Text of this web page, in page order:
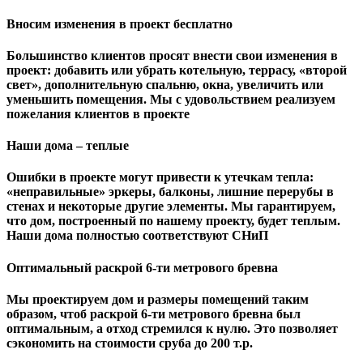
Вносим изменения в проект бесплатно
Большинство клиентов просят внести свои изменения в
проект: добавить или убрать котельную, террасу, «второй
свет», дополнительную спальню, окна, увеличить или
уменьшить помещения. Мы с удовольствием реализуем
пожелания клиентов в проекте
Наши дома – теплые
Ошибки в проекте могут привести к утечкам тепла:
«неправильные» эркеры, балконы, лишние перерубы в
стенах и некоторые другие элементы. Мы гарантируем,
чтo дом, построенный по нашему проекту, будет теплым.
Наши дома полностью соответствуют СНиП
Оптимальный раскрой 6-ти метрового бревна
Мы проектируем дом и размеры помещений таким
образом, чтоб раскрой 6-ти метрового бревна был
оптимальным, а отход стремился к нулю. Это позволяет
сэкономить на стоимости сруба до 200 т.р.